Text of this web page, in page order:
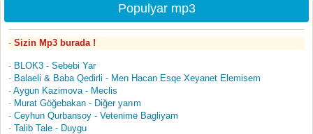
Populyar mp3
Sizin Mp3 burada !
BLOK3 - Sebebi Yar
Balaeli & Baba Qedirli - Men Hacan Esqe Xeyanet Elemisem
Aygun Kazimova - Meclis
Murat Göğebakan - Diğer yarım
Ceyhun Qurbansoy - Vetenime Bagliyam
Talib Tale - Duygu